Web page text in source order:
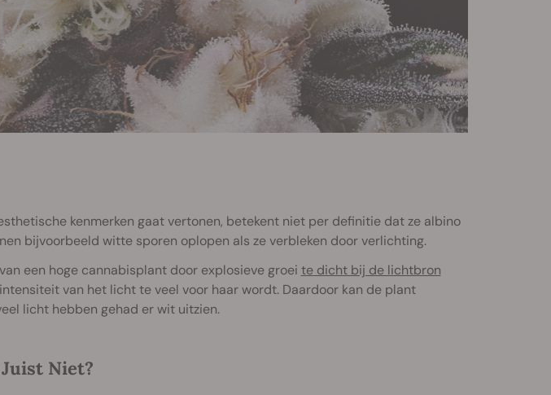
kenmerken gaat vertonen, betekent niet per definitie dat ze albino
bijvoorbeeld witte sporen oplopen als ze verbleken door verlichting.
een hoge cannabisplant door explosieve groei te dicht bij de lichtbron
van het licht te veel voor haar wordt. Daardoor kan de plant
licht hebben gehad er wit uitzien.
Niet?